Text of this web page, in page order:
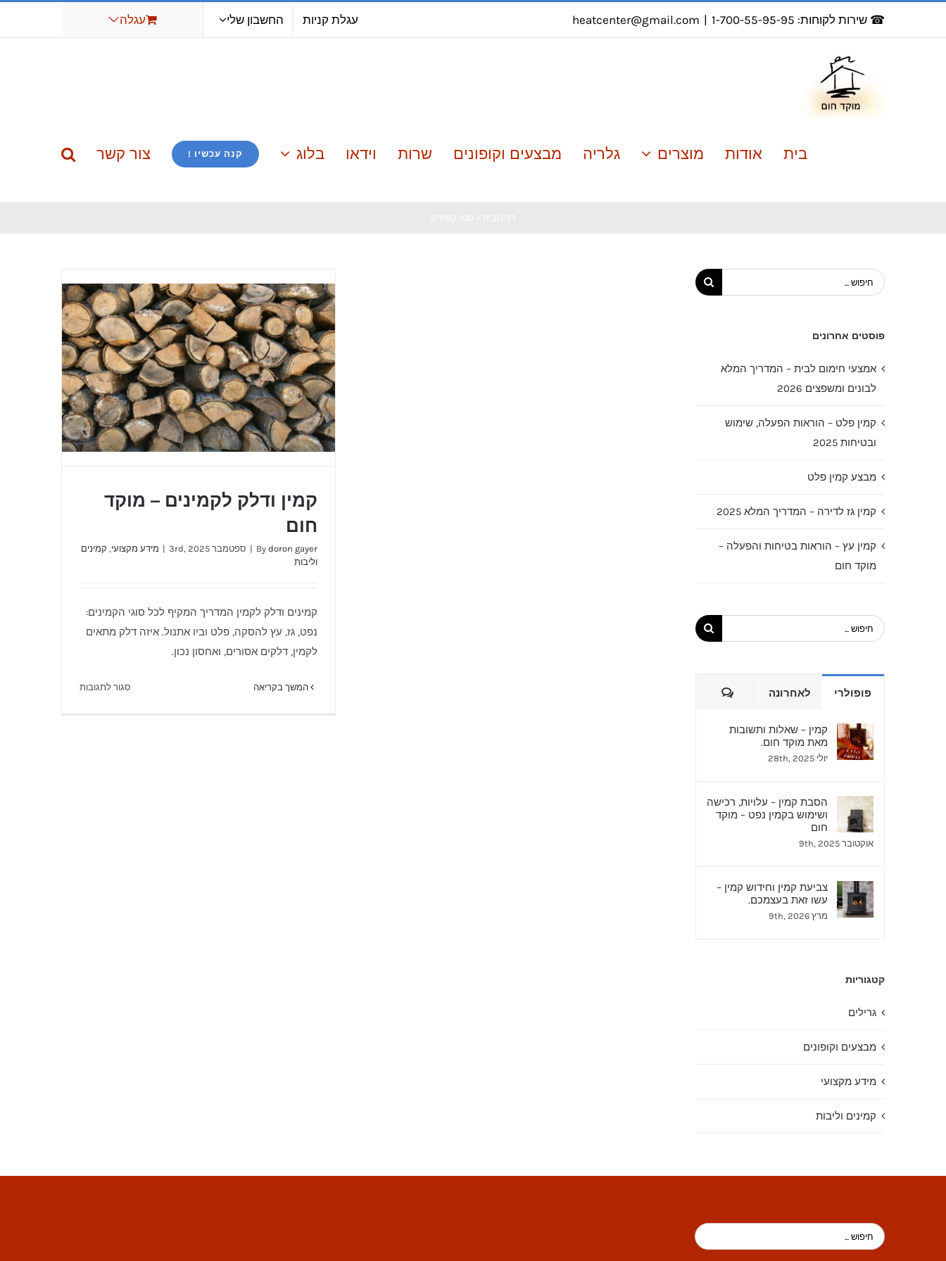
☎ שירות לקוחות: 1-700-55-95-95 |
heatcenter@gmail.com עגלת קניות החשבון שלי עגלה
בית אודות מוצרים גלריה מבצעים וקופונים שרות וידאו בלוג קנה עכשיו ! צור קשר
קמין ודלק לקמינים – מוקד
חום
Bydoron gayer
| ספטמבר 3rd, 2025 | מידע מקצועי, קמינים
וליבות
קמינים ודלק לקמין המדריך המקיף לכל סוגי הקמינים:
נפט, גז, עץ להסקה, פלט וביו אתנול. איזה דלק מתאים
לקמין, דלקים אסורים, ואחסון נכון.
המשך בקריאה סגור לתגובותעל
חיפוש...
פוסטים אחרונים
אמצעי חימום לבית – המדריך המלא
לבונים ומשפצים 2026
קמין פלט – הוראות הפעלה, שימוש
ובטיחות 2025
מבצע קמין פלט
קמין גז לדירה – המדריך המלא 2025
קמין עץ – הוראות בטיחות והפעלה –
מוקד חום
חיפוש...
פופולרי לאחרונה הערות
קמין – שאלות ותשובות
מאת מוקד חום.
יולי 28th, 2025
הסבת קמין – עלויות, רכישה
ושימוש בקמין נפט – מוקד
חום
אוקטובר 9th, 2025
צביעת קמין וחידוש קמין –
עשו זאת בעצמכם.
מרץ 9th, 2026
קטגוריות
גרילים
מבצעים וקופונים
מידע מקצועי
קמינים וליבות